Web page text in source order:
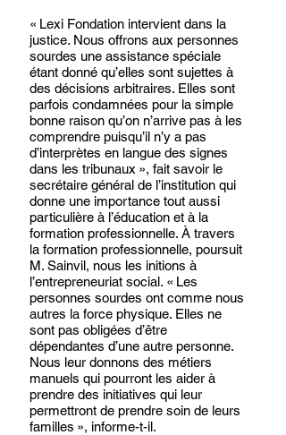
« Lexi Fondation intervient dans la
justice. Nous offrons aux personnes
sourdes une assistance spéciale
étant donné qu’elles sont sujettes à
des décisions arbitraires. Elles sont
parfois condamnées pour la simple
bonne raison qu’on n’arrive pas à les
comprendre puisqu’il n’y a pas
d’interprètes en langue des signes
dans les tribunaux », fait savoir le
secrétaire général de l’institution qui
donne une importance tout aussi
particulière à l’éducation et à la
formation professionnelle. À travers
la formation professionnelle, poursuit
M. Sainvil, nous les initions à
l’entrepreneuriat social. « Les
personnes sourdes ont comme nous
autres la force physique. Elles ne
sont pas obligées d’être
dépendantes d’une autre personne.
Nous leur donnons des métiers
manuels qui pourront les aider à
prendre des initiatives qui leur
permettront de prendre soin de leurs
familles », informe-t-il.